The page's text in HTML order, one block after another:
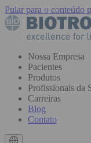
Pular para o conteúdo
Nossa Empresa
Pacientes
Produtos
Profissionais da
Carreiras
Blog
Contato